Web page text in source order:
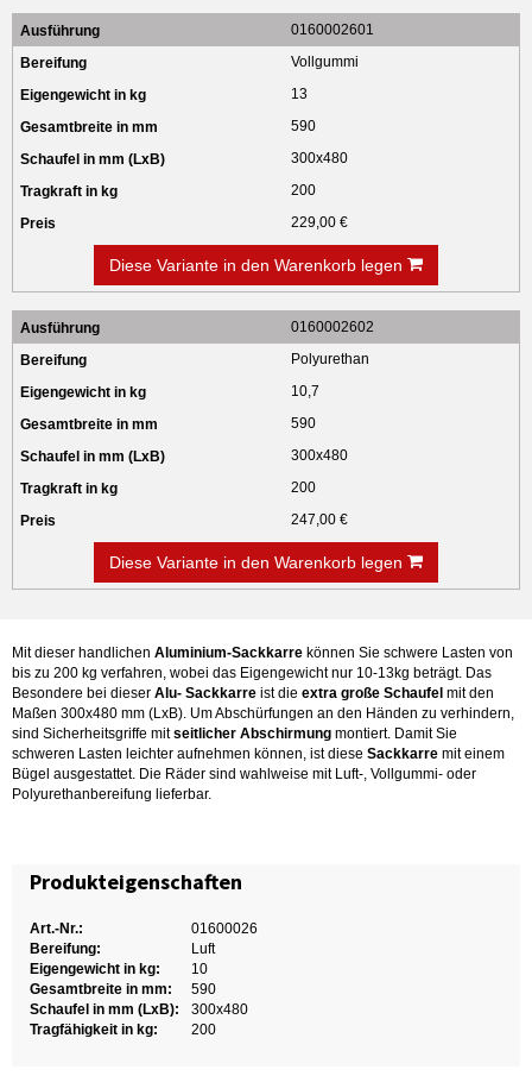
0160002601
Vollgummi
13
590
300x480
200
229,00 €
Diese Variante in den Warenkorb legen
0160002602
Polyurethan
10,7
590
300x480
200
247,00 €
Diese Variante in den Warenkorb legen
Mit dieser handlichen Aluminium-Sackkarre können Sie schwere Lasten von
bis zu 200 kg verfahren, wobei das Eigengewicht nur 10-13kg beträgt. Das
Besondere bei dieser Alu- Sackkarre ist die extra große Schaufel mit den
Maßen 300x480 mm (LxB). Um Abschürfungen an den Händen zu verhindern,
sind Sicherheitsgriffe mitseitlicher Abschirmung montiert. Damit Sie
schweren Lasten leichter aufnehmen können, ist diese Sackkarre mit einem
Bügel ausgestattet. Die Räder sind wahlweise mit Luft-, Vollgummi- oder
Polyurethanbereifung lieferbar.
Produkteigenschaften
Art.-Nr.:
01600026
Bereifung:
Luft
Eigengewicht in kg:
10
Gesamtbreite in mm:
590
Schaufel in mm (LxB):
300x480
Tragfähigkeit in kg:
200